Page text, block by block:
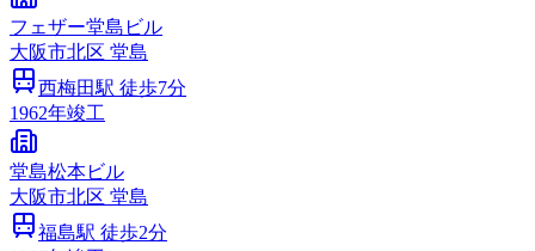
フェザー堂島ビル
大阪市北区 堂島
西梅田駅 徒歩7分
1962年竣工
堂島松本ビル
大阪市北区 堂島
福島駅 徒歩2分